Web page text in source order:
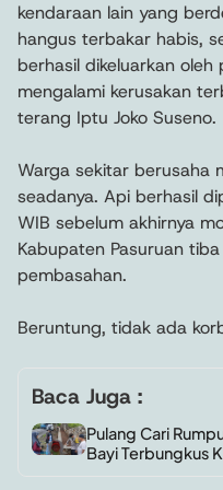
kendaraan lain yang
hangus terbakar habis,
berhasil dikeluarkan
mengalami kerusakan
terang Iptu Joko Suseno.
Warga sekitar berusaha
seadanya. Api berhasil
WIB sebelum akhirnya
Kabupaten Pasuruan
pembasahan.
Beruntung, tidak ada
Baca Juga :
Pulang Cari
Bayi Terbungkus